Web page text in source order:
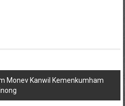
Monev Kanwil Kemenkumham